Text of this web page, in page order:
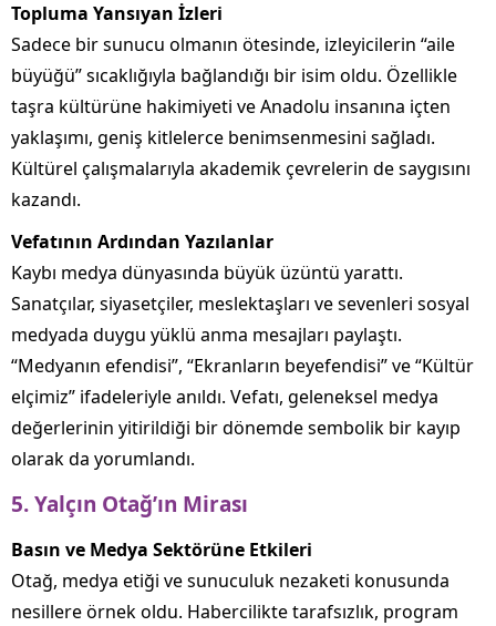
Topluma Yansıyan İzleri
Sadece bir sunucu olmanın ötesinde, izleyicilerin “aile
büyüğü” sıcaklığıyla bağlandığı bir isim oldu. Özellikle
taşra kültürüne hakimiyeti ve Anadolu insanına içten
yaklaşımı, geniş kitlelerce benimsenmesini sağladı.
Kültürel çalışmalarıyla akademik çevrelerin de saygısını
kazandı.
Vefatının Ardından Yazılanlar
Kaybı medya dünyasında büyük üzüntü yarattı.
Sanatçılar, siyasetçiler, meslektaşları ve sevenleri sosyal
medyada duygu yüklü anma mesajları paylaştı.
“Medyanın efendisi”, “Ekranların beyefendisi” ve “Kültür
elçimiz” ifadeleriyle anıldı. Vefatı, geleneksel medya
değerlerinin yitirildiği bir dönemde sembolik bir kayıp
olarak da yorumlandı.
5. Yalçın Otağ’ın Mirası
Basın ve Medya Sektörüne Etkileri
Otağ, medya etiği ve sunuculuk nezaketi konusunda
nesillere örnek oldu. Habercilikte tarafsızlık, program